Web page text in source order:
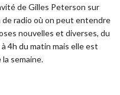
de Gilles Peterson sur
radio où on peut entendre
nouvelles et diverses, du
4h du matin mais elle est
semaine.